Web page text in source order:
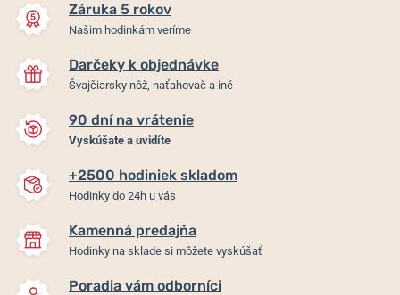
Záruka 5 rokov
Našim hodinkám veríme
Darčeky k objednávke
Švajčiarsky nôž, naťahovač a iné
90 dní na vrátenie
Vyskúšate a uvidíte
+2500 hodiniek skladom
Hodinky do 24h u vás
Kamenná predajňa
Hodinky na sklade si môžete vyskúšať
Poradia vám odborníci